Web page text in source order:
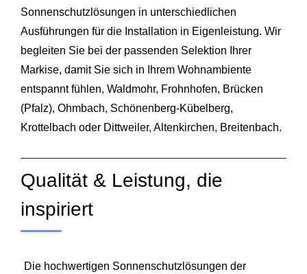
Sonnenschutzlösungen in unterschiedlichen
Ausführungen für die Installation in Eigenleistung. Wir
begleiten Sie bei der passenden Selektion Ihrer
Markise, damit Sie sich in Ihrem Wohnambiente
entspannt fühlen, Waldmohr, Frohnhofen, Brücken
(Pfalz), Ohmbach, Schönenberg-Kübelberg,
Krottelbach oder Dittweiler, Altenkirchen, Breitenbach.
Qualität & Leistung, die
inspiriert
Die hochwertigen Sonnenschutzlösungen der